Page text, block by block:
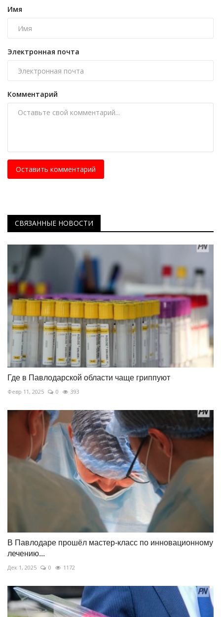
Имя
Электронная почта
Комментарий
Оставить комментарий
СВЯЗАННЫЕ НОВОСТИ
Где в Павлодарской области чаще гриппуют
Февр 11, 2025 0 393
В Павлодаре прошёл мастер-класс по инновационному
лечению...
Дек 1, 2025 0 1172